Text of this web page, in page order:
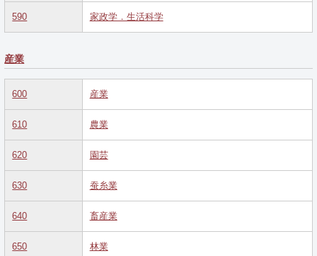
590 家政学．生活科学
産業
600 産業
610 農業
620 園芸
630 蚕糸業
640 畜産業
650 林業